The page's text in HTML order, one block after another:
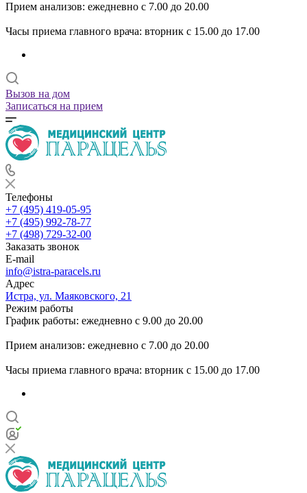
Прием анализов: ежедневно с 7.00 до 20.00
Часы приема главного врача: вторник с 15.00 до 17.00
Вызов на дом
Записаться на прием
Телефоны
+7 (495) 419-05-95
+7 (495) 992-78-77
+7 (498) 729-32-00
Заказать звонок
E-mail
info@istra-paracels.ru
Адрес
Истра, ул. Маяковского, 21
Режим работы
График работы: ежедневно с 9.00 до 20.00
Прием анализов: ежедневно с 7.00 до 20.00
Часы приема главного врача: вторник с 15.00 до 17.00